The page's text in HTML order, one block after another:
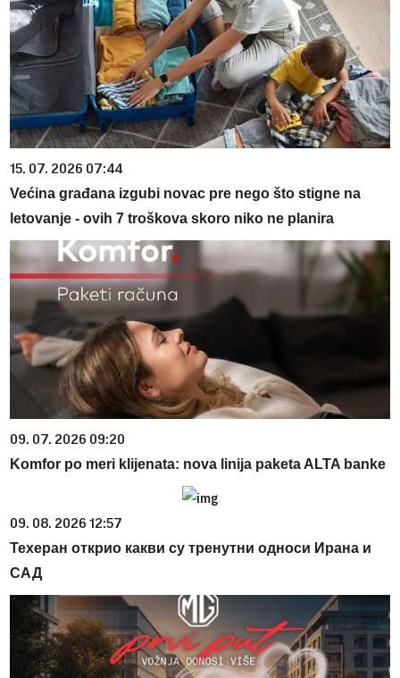
15. 07. 2026 07:44
Većina građana izgubi novac pre nego što stigne na
letovanje - ovih 7 troškova skoro niko ne planira
09. 07. 2026 09:20
Komfor po meri klijenata: nova linija paketa ALTA banke
09. 08. 2026 12:57
Техеран открио какви су тренутни односи Ирана и
САД